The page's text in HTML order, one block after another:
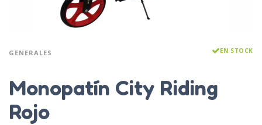
GENERALES EN STOCK
Monopatín City Riding
Rojo